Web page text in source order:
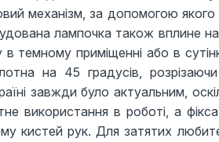
механізм, за допомогою
лампочка також вплине
в темному приміщенні або в
на 45 градусів,
завжди було актуальним,
використання в роботі, а
кистей рук. Для затятих